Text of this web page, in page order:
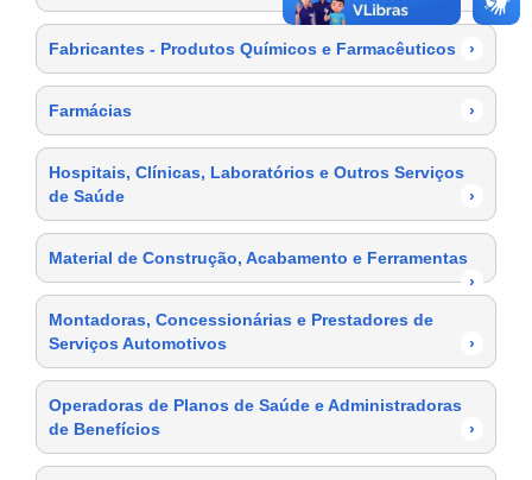
Fabricantes - Produtos Químicos e Farmacêuticos ›
Farmácias ›
Hospitais, Clínicas, Laboratórios e Outros Serviços
de Saúde
›
Material de Construção, Acabamento e Ferramentas
›
Montadoras, Concessionárias e Prestadores de
Serviços Automotivos
›
Operadoras de Planos de Saúde e Administradoras
de Benefícios
›